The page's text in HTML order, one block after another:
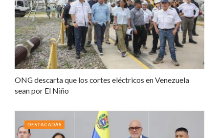
ONG descarta que los cortes eléctricos en Venezuela
sean por El Niño
DESTACADAS